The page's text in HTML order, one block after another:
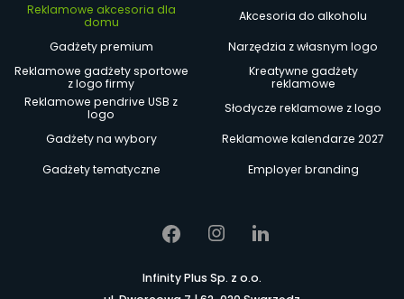
Reklamowe akcesoria dla
domu
Akcesoria do alkoholu
Gadżety premium
Narzędzia z własnym logo
Reklamowe gadżety sportowe
z logo firmy
Kreatywne gadżety
reklamowe
Reklamowe pendrive USB z
logo
Słodycze reklamowe z logo
Gadżety na wybory
Reklamowe kalendarze 2027
Gadżety tematyczne
Employer branding
Infinity Plus Sp. z o.o.